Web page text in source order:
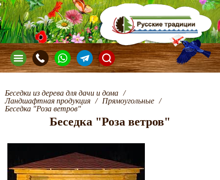
Беседки из дерева для дачи и дома /
Ландшафтная продукция / Прямоугольные /
Беседка "Роза ветров"
Беседка "Роза ветров"